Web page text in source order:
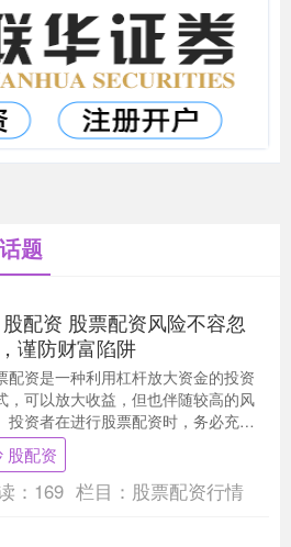
题
配资 股票配资风险不容忽
谨防财富陷阱
配资是一种利用杠杆放大资金的投资
，可以放大收益，但也伴随较高的风
投资者在进行股票配资时，务必充分
其风险炒 股配资，避免陷入财富陷
股莘配资平....
股配资
： 169 栏目： 股票配资行情